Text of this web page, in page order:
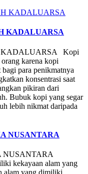
KADALUARSA
KADALUARSA Kopi
karena kopi
para penikmatnya
konsentrasi saat
pikiran dari
Bubuk kopi yang segar
lebih nikmat daripada
NUSANTARA
NUSANTARA
kekayaan alam yang
alam yang dimiliki